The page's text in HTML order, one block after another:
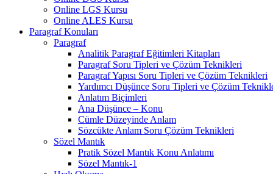
Online LGS Kursu
Online ALES Kursu
Paragraf Konuları
Paragraf
Analitik Paragraf Eğitimleri Kitapları
Paragraf Soru Tipleri ve Çözüm Teknikleri
Paragraf Yapısı Soru Tipleri ve Çözüm Teknikleri
Yardımcı Düşünce Soru Tipleri ve Çözüm
Anlatım Biçimleri
Ana Düşünce – Konu
Cümle Düzeyinde Anlam
Sözcükte Anlam Soru Çözüm Teknikleri
Sözel Mantık
Pratik Sözel Mantık Konu Anlatımı
Sözel Mantık-1